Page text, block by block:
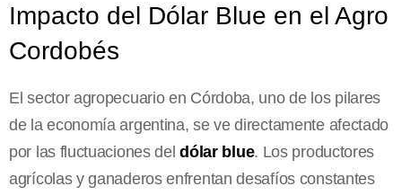
Impacto del Dólar Blue en el Agro
Cordobés
El sector agropecuario en Córdoba, uno de los pilares
de la economía argentina, se ve directamente afectado
por las fluctuaciones deldólar blue. Los productores
agrícolas y ganaderos enfrentan desafíos constantes